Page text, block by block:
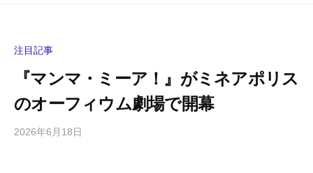
注目記事
『マンマ・ミーア！』がミネアポリス
のオーフィウム劇場で開幕
2026年6月18日